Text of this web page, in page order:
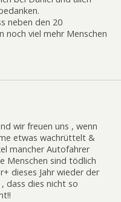
neben den 20
noch viel mehr Menschen
wir freuen uns , wenn
etwas wachrüttelt &
mancher Autofahrer
Menschen sind tödlich
dieses Jahr wieder der
dass dies nicht so